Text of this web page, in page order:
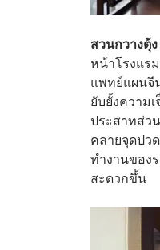
สวนกวางตุ้
หน้าโรงแร
แพทย์แผนจี
ยับยั้งความ
ประสาทส่ว
คลายจุดปว
ทำงานของ
สะดวกขึ้น